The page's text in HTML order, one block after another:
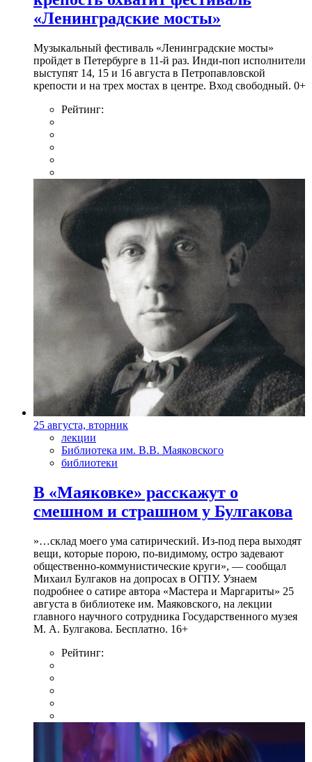
«Ленинградские мосты»
Музыкальный фестиваль «Ленинградские мосты»
пройдет в Петербурге в 11-й раз. Инди-поп исполнители
выступят 14, 15 и 16 августа в Петропавловской
крепости и на трех мостах в центре. Вход свободный. 0+
Рейтинг:
25 августа, вторник
лекции
Библиотека им. В.В. Маяковского
библиотеки
В «Маяковке» расскажут о
смешном и страшном у Булгакова
»…склад моего ума сатирический. Из-под пера выходят
вещи, которые порою, по-видимому, остро задевают
общественно-коммунистические круги», — сообщал
Михаил Булгаков на допросах в ОГПУ. Узнаем
подробнее о сатире автора «Мастера и Маргариты» 25
августа в библиотеке им. Маяковского, на лекции
главного научного сотрудника Государственного музея
М. А. Булгакова. Бесплатно. 16+
Рейтинг: